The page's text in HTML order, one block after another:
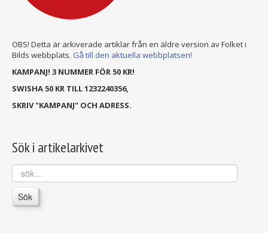
OBS! Detta är arkiverade artiklar från en äldre version av Folket i
Bilds webbplats. Gå till den aktuella webbplatsen!
KAMPANJ! 3 NUMMER FÖR 50 KR!
SWISHA 50 KR TILL 1232240356,
SKRIV "KAMPANJ" OCH ADRESS.
Sök i artikelarkivet
sök...
Sök